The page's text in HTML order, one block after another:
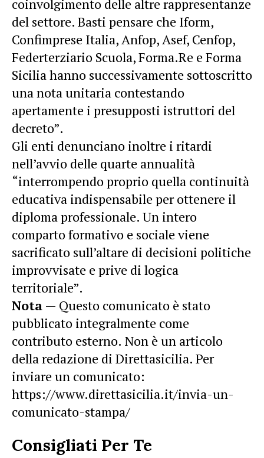
coinvolgimento delle altre rappresentanze
del settore. Basti pensare che Iform,
Confimprese Italia, Anfop, Asef, Cenfop,
Federterziario Scuola, Forma.Re e Forma
Siciliahanno successivamente sottoscritto
una nota unitaria contestando
apertamente i presupposti istruttori del
decreto”.
Gli enti denunciano inoltre i ritardi
nell’avvio delle quarte annualità
“interrompendo proprio quella continuità
educativa indispensabile per ottenere il
diploma professionale. Un intero
comparto formativo e sociale viene
sacrificato sull’altare di decisioni politiche
improvvisate e prive di logica
territoriale”.
Nota — Questo comunicato è stato
pubblicato integralmente come
contributo esterno. Non è un articolo
della redazione di Direttasicilia. Per
inviare un comunicato:
https://www.direttasicilia.it/invia-un-
comunicato-stampa/
Consigliati Per Te